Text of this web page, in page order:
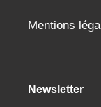
Mentions
Newsletter